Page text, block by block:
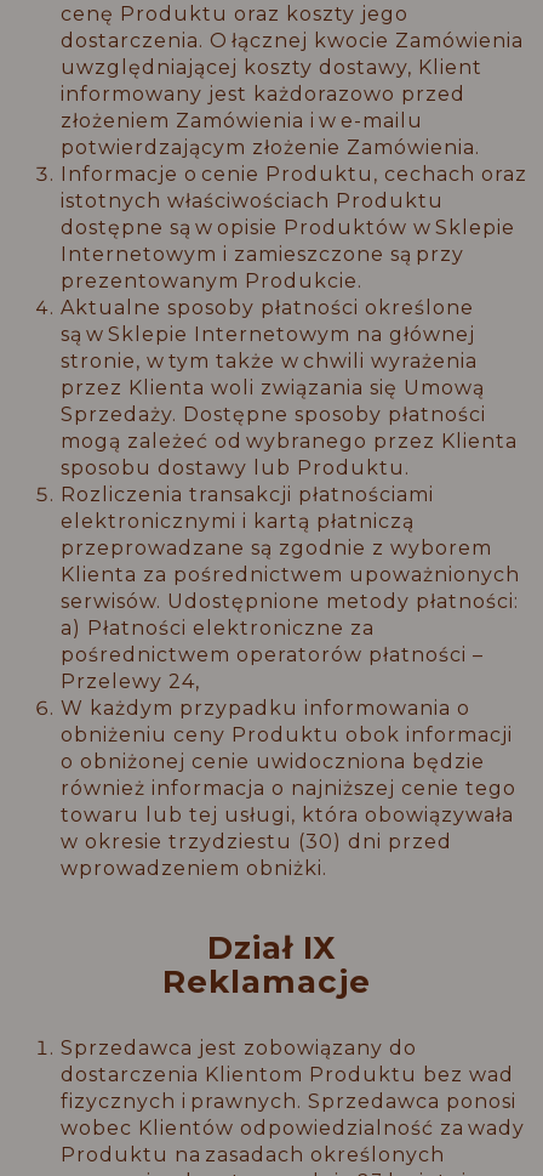
cenę Produktu oraz koszty jego
dostarczenia. O łącznej kwocie Zamówienia
uwzględniającej koszty dostawy, Klient
informowany jest każdorazowo przed
złożeniem Zamówienia i w e-mailu
potwierdzającym złożenie Zamówienia.
Informacje o cenie Produktu, cechach oraz
istotnych właściwościach Produktu
dostępne są w opisie Produktów w Sklepie
Internetowym i zamieszczone są przy
prezentowanym Produkcie.
Aktualne sposoby płatności określone
są w Sklepie Internetowym na głównej
stronie, w tym także w chwili wyrażenia
przez Klienta woli związania się Umową
Sprzedaży. Dostępne sposoby płatności
mogą zależeć od wybranego przez Klienta
sposobu dostawy lub Produktu.
Rozliczenia transakcji płatnościami
elektronicznymi i kartą płatniczą
przeprowadzane są zgodnie z wyborem
Klienta za pośrednictwem upoważnionych
serwisów. Udostępnione metody płatności:
a) Płatności elektroniczne za
pośrednictwem operatorów płatności –
Przelewy 24,
W każdym przypadku informowania o
obniżeniu ceny Produktu obok informacji
o obniżonej cenie uwidoczniona będzie
również informacja o najniższej cenie tego
towaru lub tej usługi, która obowiązywała
w okresie trzydziestu (30) dni przed
wprowadzeniem obniżki.
Dział IX
Reklamacje
Sprzedawca jest zobowiązany do
dostarczenia Klientom Produktu bez wad
fizycznych i prawnych. Sprzedawca ponosi
wobec Klientów odpowiedzialność za wady
Produktu na zasadach określonych